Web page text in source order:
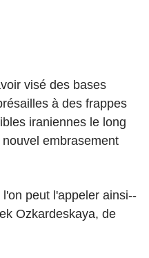
visé des bases
à des frappes
iraniennes le long
embrasement
peut l'appeler ainsi--
Ozkardeskaya, de